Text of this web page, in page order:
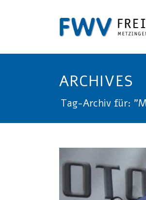
ARCHIVES
Tag-Archiv für: